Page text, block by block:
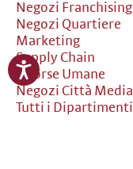
Negozi Franchising
Negozi Quartiere
Marketing
Supply Chain
Risorse Umane
Negozi Città Media
Tutti i Dipartimenti